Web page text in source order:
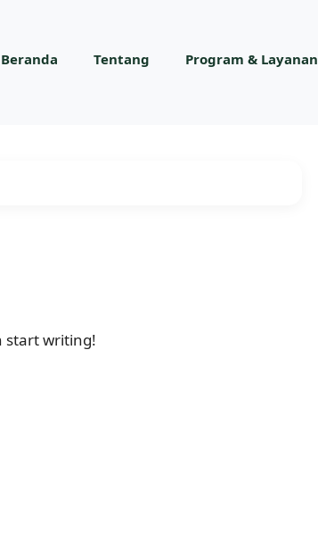
Beranda Tentang Program & Layanan
start writing!